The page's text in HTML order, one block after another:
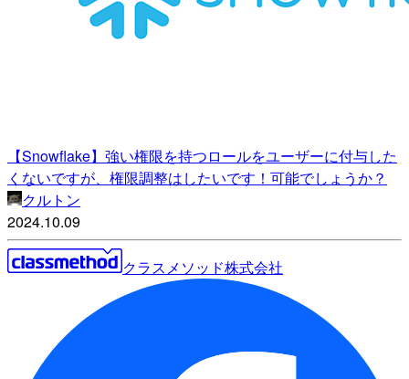
【Snowflake】強い権限を持つロールをユーザーに付与した
くないですが、権限調整はしたいです！可能でしょうか？
クルトン
2024.10.09
クラスメソッド株式会社